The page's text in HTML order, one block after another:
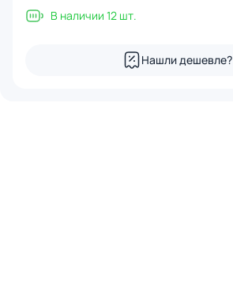
В наличии 12 шт.
Нашли дешевле?